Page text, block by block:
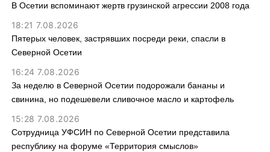
В Осетии вспоминают жертв грузинской агрессии 2008 года
18:21 7.08.2026
Пятерых человек, застрявших посреди реки, спасли в
Северной Осетии
16:24 7.08.2026
За неделю в Северной Осетии подорожали бананы и
свинина, но подешевели сливочное масло и картофель
15:28 7.08.2026
Сотрудница УФСИН по Северной Осетии представила
республику на форуме «Территория смыслов»